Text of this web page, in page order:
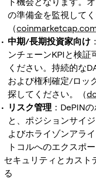
の準備金を監視してく
（
中期/長期投資家向け
ンチェーンKPIと検証
ください。持続的な
および権利確定/ロッ
探してください。（
リスク管理 ：DePIN
と、ポジションサイ
よびホライゾンアラ
トコルへのエクスポ
セキュリティとカスト
る